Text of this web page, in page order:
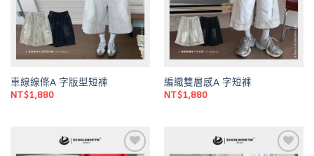
車線線條A 字版型短褲
NT$1,880
編織雙層感A 字短褲
NT$1,880